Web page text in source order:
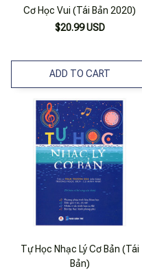
Cơ Học Vui (Tái Bản 2020)
$20.99 USD
ADD TO CART
Tự Học Nhạc Lý Cơ Bản (Tái
Bản)